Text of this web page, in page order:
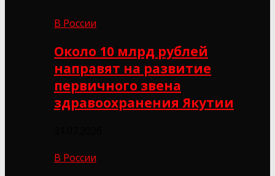
В России
Около 10 млрд рублей
направят на развитие
первичного звена
здравоохранения Якутии
В России